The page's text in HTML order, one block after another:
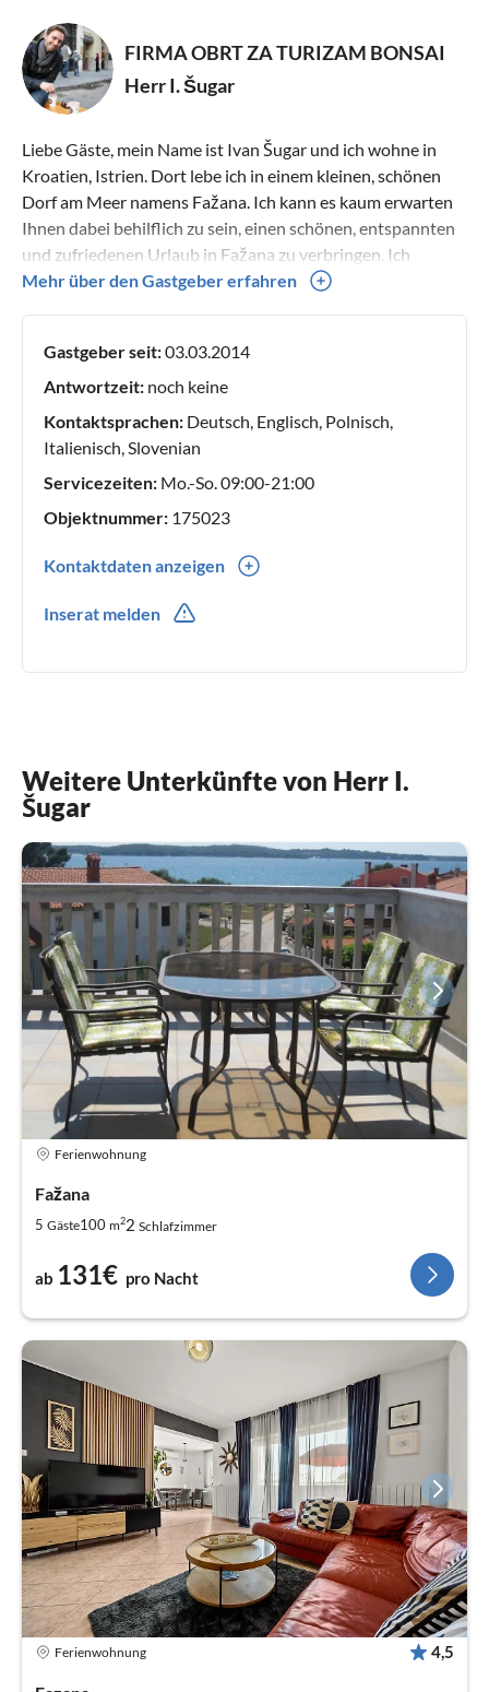
FIRMA OBRT ZA TURIZAM BONSAI
Herr I. Šugar
Liebe Gäste, mein Name ist Ivan Šugar und ich wohne in
Kroatien, Istrien. Dort lebe ich in einem kleinen, schönen
Dorf am Meer namens Fažana. Ich kann es kaum erwarten
Ihnen dabei behilflich zu sein, einen schönen, entspannten
und zufriedenen Urlaub in Fažana zu verbringen. Ich
wünsche Ihnen nur das Beste und freue mich darauf, Sie
Mehr über den Gastgeber erfahren
Gastgeber seit:03.03.2014
Antwortzeit: noch keine
Kontaktsprachen: Deutsch, Englisch, Polnisch,
Italienisch, Slovenian
Servicezeiten: Mo.-So. 09:00-21:00
Objektnummer: 175023
Kontaktdaten anzeigen
Inserat melden
Weitere Unterkünfte von Herr I.
Šugar
Ferienwohnung
Fažana
5 Gäste100 m22 Schlafzimmer
ab 131€ pro Nacht
Ferienwohnung 4,5